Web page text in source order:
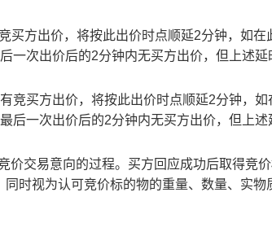
买方出价，将按此出价时点顺延2分钟，如在
一次出价后的2分钟内无买方出价，但上述延
竞买方出价，将按此出价时点顺延2分钟，如
后一次出价后的2分钟内无买方出价，但上述
交易意向的过程。买方回应成功后取得竞
时视为认可竞价标的物的重量、数量、实物